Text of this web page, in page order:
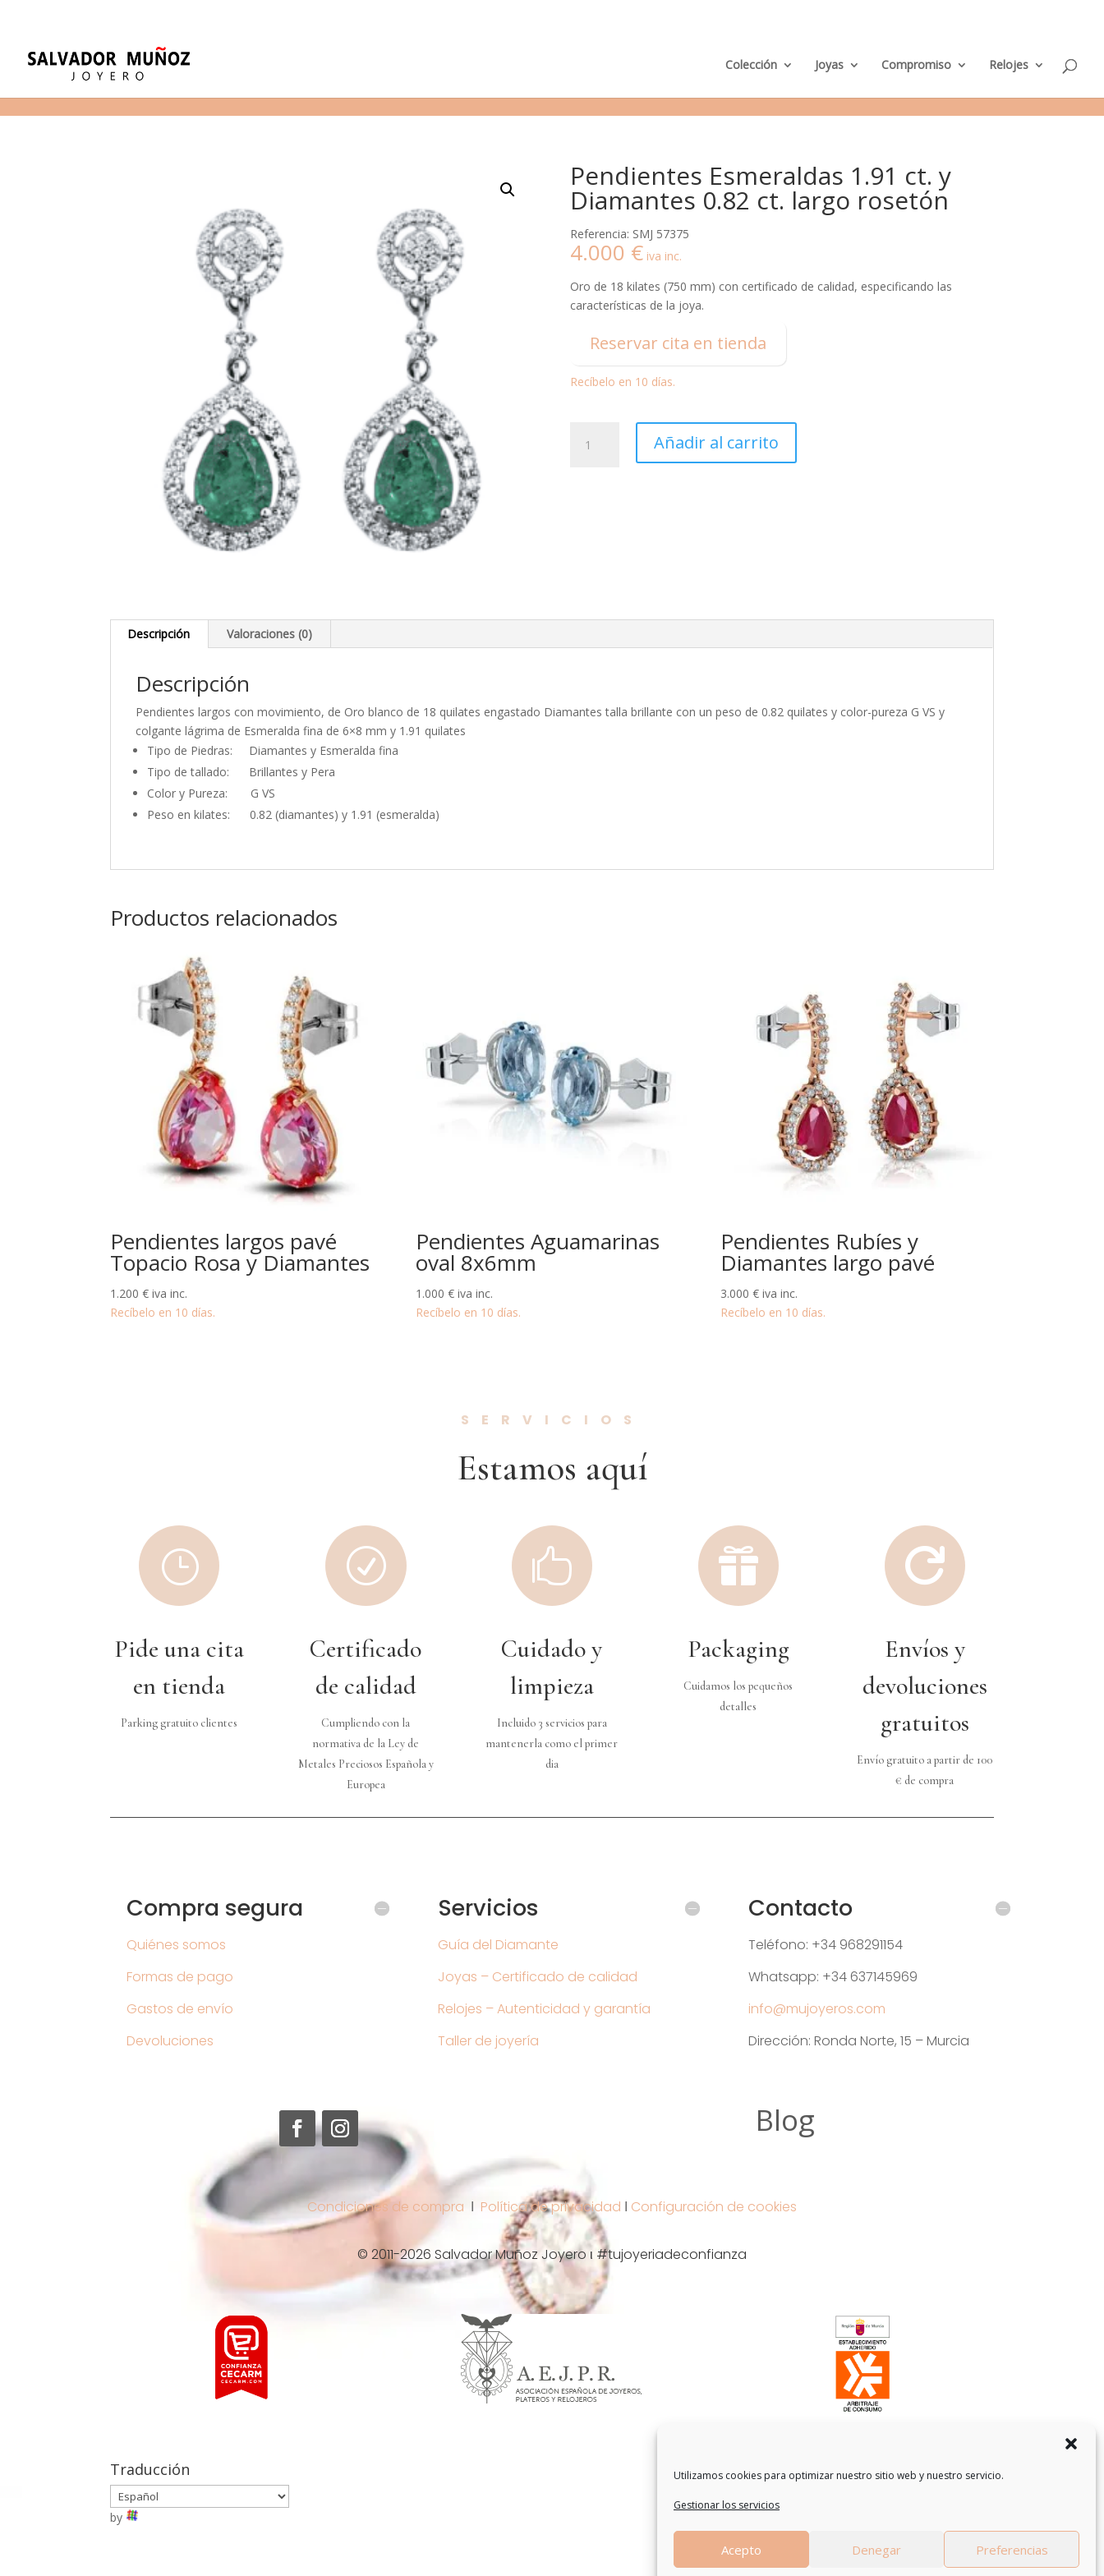
Utilizamos cookies para optimizar nuestro sitio web y nuestro servicio.
Gestionar los servicios
Acepto Denegar Preferencias
e
n
Colección Joyas Compromiso Relojes
Pendientes Esmeraldas 1.91 ct. y
Diamantes 0.82 ct. largo rosetón
Referencia: SMJ 57375
4.000 € iva inc.
Oro de 18 kilates (750 mm) con certificado de calidad, especificando las
características de la joya.
Reservar cita en tienda
Recíbelo en 10 días.
Esmeraldas
cantidad
Añadir al carrito
Descripción Valoraciones (0)
Descripción
Pendientes largos con movimiento, de Oro blanco de 18 quilates engastado Diamantes talla brillante con un peso de 0.82 quilates y color-pureza G VS y
colgante lágrima de Esmeralda fina de 6×8 mm y 1.91 quilates
Tipo de Piedras: Diamantes y Esmeralda fina
Tipo de tallado: Brillantes y Pera
Color y Pureza: G VS
Peso en kilates: 0.82 (diamantes) y 1.91 (esmeralda)
Productos relacionados
Pendientes largos pavé
Topacio Rosa y Diamantes
1.200€ iva inc.
Recíbelo en 10 días.
Pendientes Aguamarinas
oval 8x6mm
1.000 € iva inc.
Recíbelo en 10 días.
Pendientes Rubíes y
Diamantes largo pavé
3.000€ iva inc.
Recíbelo en 10 días.
SERVICIOS
Estamos aquí
}
Pide una cita
en tienda
Parking gratuito clientes
R
Certificado
de calidad
Cumpliendo con la
normativa de la Ley de
Metales Preciosos Española y
Europea

Cuidado y
limpieza
Incluido 3 servicios para
mantenerla como el primer
dia

Packaging
Cuidamos los pequeños
detalles

Envíos y
devoluciones
gratuitos
Envío gratuito a partir de 100
€ de compra
Compra segura
Quiénes somos
Formas de pago
Gastos de envío
Devoluciones
Servicios
Guía del Diamante
Joyas – Certificado de calidad
Relojes – Autenticidad y garantía
Taller de joyería
Contacto
Teléfono: +34 968291154
Whatsapp: +34 637145969
info@mujoyeros.com
Dirección: Ronda Norte, 15 – Murcia
Blog
Condiciones de compra Ι Política de privacidad Ι Configuración de cookies
© 2011-2026 Salvador Muñoz Joyero ι #tujoyeriadeconfianza
Traducción
by